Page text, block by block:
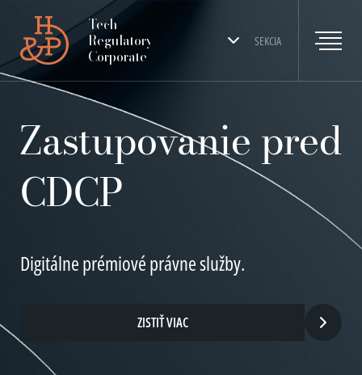
SEKCIA
Tech
Regulatory
Corporate
Zastupovanie pred
CDCP
Digitálne prémiové právne služby.
ZISTIŤ VIAC